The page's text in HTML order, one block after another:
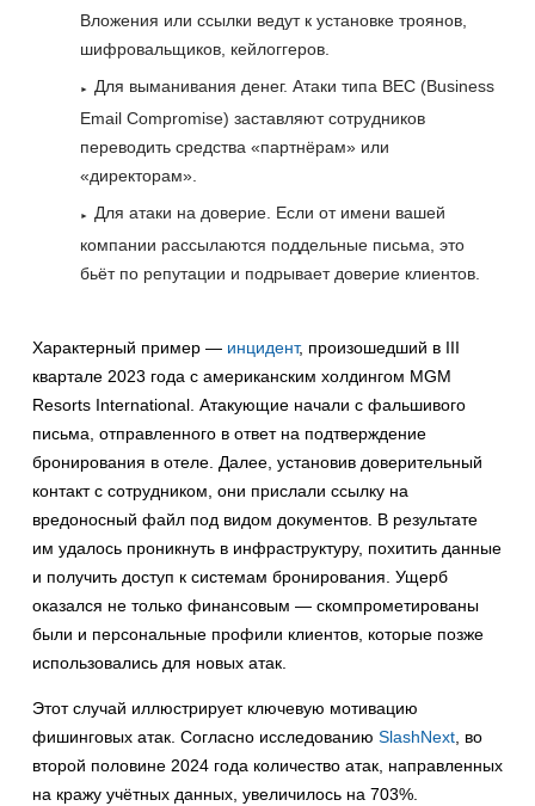
Вложения или ссылки ведут к установке троянов,
шифровальщиков, кейлоггеров.
Для выманивания денег. Атаки типа BEC (Business
Email Compromise) заставляют сотрудников
переводить средства «партнёрам» или
«директорам».
Для атаки на доверие. Если от имени вашей
компании рассылаются поддельные письма, это
бьёт по репутации и подрывает доверие клиентов.
Характерный пример — инцидент, произошедший в III
квартале 2023 года с американским холдингом MGM
Resorts International. Атакующие начали с фальшивого
письма, отправленного в ответ на подтверждение
бронирования в отеле. Далее, установив доверительный
контакт с сотрудником, они прислали ссылку на
вредоносный файл под видом документов. В результате
им удалось проникнуть в инфраструктуру, похитить данные
и получить доступ к системам бронирования. Ущерб
оказался не только финансовым — скомпрометированы
были и персональные профили клиентов, которые позже
использовались для новых атак.
Этот случай иллюстрирует ключевую мотивацию
фишинговых атак. Согласно исследованию SlashNext, во
второй половине 2024 года количество атак, направленных
на кражу учётных данных, увеличилось на 703%.